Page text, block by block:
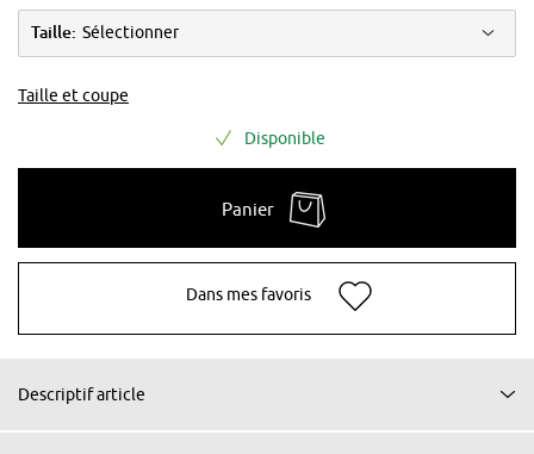
Taille: Sélectionner
Taille et coupe
Disponible
Panier
Dans mes favoris
Descriptif article